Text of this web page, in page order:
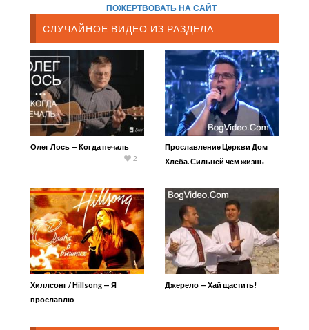
ПОЖЕРТВОВАТЬ НА САЙТ
СЛУЧАЙНОЕ ВИДЕО ИЗ РАЗДЕЛА
Олег Лось — Когда печаль
2
Прославление Церкви Дом
Хлеба. Сильней чем жизнь
Хиллсонг / Hillsong — Я
прославлю
Джерело — Хай щастить!